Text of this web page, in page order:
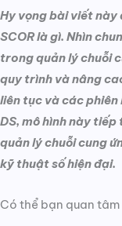
Hy vọng bài viết này
SCOR là gì. Nhìn
trong quản lý chuỗi
quy trình và nâng
liên tục và các phiên
DS, mô hình này
quản lý chuỗi cung
kỹ thuật số hiện đại.
Có thể bạn quan tâm